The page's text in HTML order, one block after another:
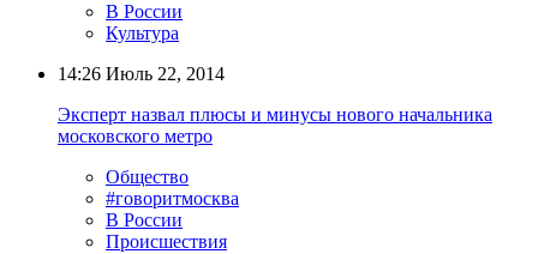
В России
Культура
14:26 Июль 22, 2014
Эксперт назвал плюсы и минусы нового начальника
московского метро
Общество
#говоритмосква
В России
Происшествия